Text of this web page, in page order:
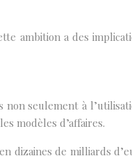
ambition a des
seulement à
modèles d’affaires.
dizaines de milliards